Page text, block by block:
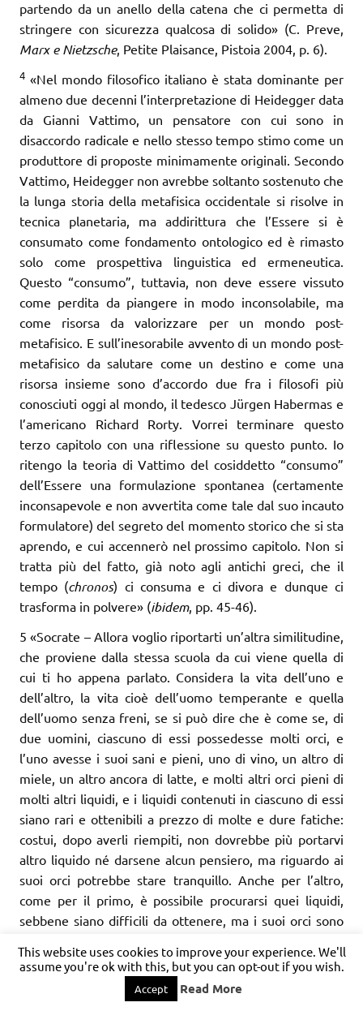
partendo da un anello della catena che ci permetta di
stringere con sicurezza qualcosa di solido» (C. Preve,
Marx e Nietzsche, Petite Plaisance, Pistoia 2004, p. 6).
4 «Nel mondo filosofico italiano è stata dominante per
almeno due decenni l’interpretazione di Heidegger data
da Gianni Vattimo, un pensatore con cui sono in
disaccordo radicale e nello stes­so tempo stimo come un
produttore di proposte minimamente originali. Secondo
Vattimo, Heidegger non avrebbe soltanto sostenuto che
la lunga storia della metafisica occidentale si risolve in
tecnica planetaria, ma addirittura che l’Essere si è
consumato come fondamento ontologico ed è rimasto
solo come prospettiva linguistica ed ermeneutica.
Questo “consumo”, tuttavia, non deve essere vissuto
come perdita da piangere in modo inconsolabile, ma
come risorsa da valorizzare per un mondo post-
metafisico. E sull’inesorabile avvento di un mondo post-
metafisico da salutare come un destino e come una
risorsa insieme sono d’accordo due fra i filosofi più
conosciuti oggi al mondo, il tedesco Jürgen Habermas e
l’americano Richard Rorty. Vorrei terminare questo
terzo capitolo con una riflessione su questo punto. Io
ritengo la teoria di Vattimo del cosiddetto “consumo”
dell’Essere una formulazione spontanea (certamente
inconsapevole e non avvertita come tale dal suo incauto
formulatore) del segreto del momento storico che si sta
aprendo, e cui accennerò nel prossimo capitolo. Non si
tratta più del fatto, già noto agli antichi greci, che il
tempo (chronos) ci consuma e ci divora e dunque ci
trasforma in polvere» (ibidem, pp. 45-46).
5 «Socrate – Allora voglio riportarti un’altra similitudine,
che proviene dalla stessa scuola da cui viene quella di
cui ti ho appena parlato. Considera la vita dell’uno e
dell’altro, la vita cioè dell’uomo temperante e quella
dell’uomo senza freni, se si può dire che è come se, di
due uomini, ciascuno di essi possedesse molti orci, e
l’uno avesse i suoi sani e pieni, uno di vino, un altro di
miele, un altro ancora di latte, e molti altri orci pieni di
molti altri liquidi, e i liquidi contenuti in ciascuno di essi
siano rari e ottenibili a prezzo di molte e dure fatiche:
costui, dopo averli riempiti, non dovrebbe più portarvi
altro liquido né darsene alcun pensiero, ma riguardo ai
suoi orci potrebbe stare tranquillo. Anche per l’altro,
come per il primo, è possibile procurarsi quei liquidi,
sebbene siano difficili da ottenere, ma i suoi orci sono
continuamente, notte e giorno, perché, se così non
facesse, patirebbe i dolori più grandi. Ebbene,
supponendo che sia tale la vita di ciascuno di costoro,
This website uses cookies to improve your experience. We'll
assume you're ok with this, but you can opt-out if you wish.
Accept Read More